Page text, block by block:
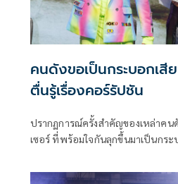
คนดังขอเป็นกระบอกเสี
ตื่นรู้เรื่องคอร์รัปชัน
ปรากฏการณ์ครั้งสำคัญของเหล่าค
เซอร์ ที่พร้อมใจกันลุกขึ้นมาเป็นกระ
ถึงในโลกออนไลน์เป็นอย่างมาก